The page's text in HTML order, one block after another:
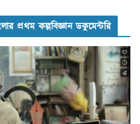
প্রথম কল্পবিজ্ঞান ডকুমেন্টরি